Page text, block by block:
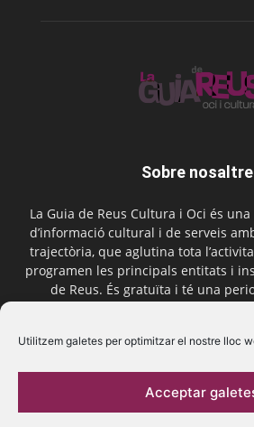
Utilitzem galetes per optimitzar el nostre lloc
Acceptar
Sobre
La Guia de Reus Cultura i Oci és
d’informació cultural i de serveis
trajectòria, que aglutina tota
programen les principals entitats i
de Reus. És gratuïta i té una
Segueix-nos